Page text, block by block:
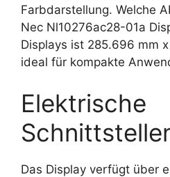
Farbdarstellung. Welche
Nec Nl10276ac28-01a
Displays ist 285.696 mm
ideal für kompakte
Elektrische
Das Display verfügt über